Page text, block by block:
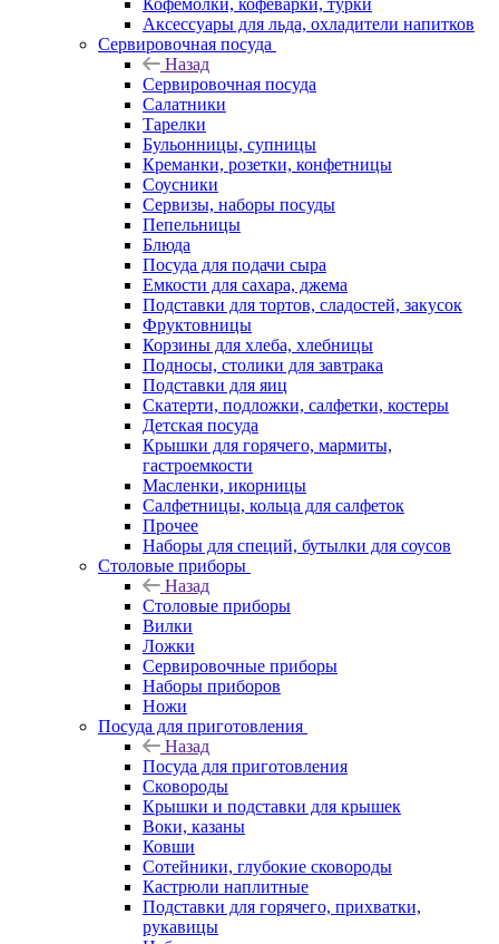
Кофемолки, кофеварки, турки
Аксессуары для льда, охладители напитков
Сервировочная посуда
Назад
Сервировочная посуда
Салатники
Тарелки
Бульонницы, супницы
Креманки, розетки, конфетницы
Соусники
Сервизы, наборы посуды
Пепельницы
Блюда
Посуда для подачи сыра
Емкости для сахара, джема
Подставки для тортов, сладостей, закусок
Фруктовницы
Корзины для хлеба, хлебницы
Подносы, столики для завтрака
Подставки для яиц
Скатерти, подложки, салфетки, костеры
Детская посуда
Крышки для горячего, мармиты,
гастроемкости
Масленки, икорницы
Салфетницы, кольца для салфеток
Прочее
Наборы для специй, бутылки для соусов
Столовые приборы
Назад
Столовые приборы
Вилки
Ложки
Сервировочные приборы
Наборы приборов
Ножи
Посуда для приготовления
Назад
Посуда для приготовления
Сковороды
Крышки и подставки для крышек
Воки, казаны
Ковши
Сотейники, глубокие сковороды
Кастрюли наплитные
Подставки для горячего, прихватки,
рукавицы